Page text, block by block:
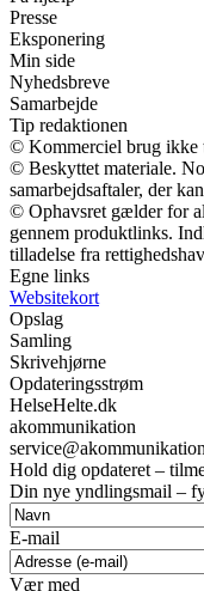
Presse
Eksponering
Min side
Nyhedsbreve
Samarbejde
Tip redaktionen
© Kommerciel brug ikke
© Beskyttet materiale.
samarbejdsaftaler, der
© Ophavsret gælder for
gennem produktlinks.
tilladelse fra
Egne links
Websitekort
Opslag
Samling
Skrivehjørne
Opdateringsstrøm
HelseHelte.dk
akommunikation
Hold dig opdateret –
Din nye yndlingsmail –
E-mail
Vær med